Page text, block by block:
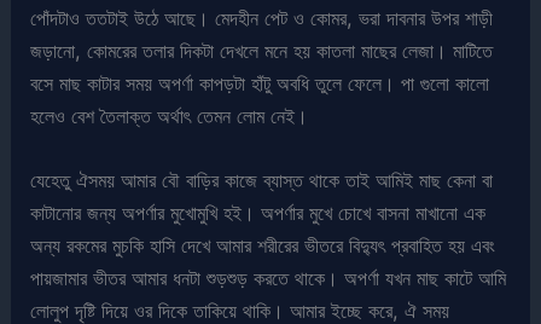
পোঁদটাও ততটাই উঠে আছে। মেদহীন পেট ও কোমর, ভরা দাবনার উপর শাড়ী
জড়ানো, কোমরের তলার দিকটা দেখলে মনে হয় কাতলা মাছের লেজা। মাটিতে
বসে মাছ কাটার সময় অপর্ণা কাপড়টা হাঁটু অবধি তুলে ফেলে। পা গুলো কালো
হলেও বেশ তৈলাক্ত অর্থাৎ তেমন লোম নেই।
যেহেতু ঐসময় আমার বৌ বাড়ির কাজে ব্যাস্ত থাকে তাই আমিই মাছ কেনা বা
কাটানোর জন্য অপর্ণার মুখোমুখি হই। অপর্ণার মুখে চোখে বাসনা মাখানো এক
অন্য রকমের মুচকি হাসি দেখে আমার শরীরের ভীতরে বিদ্যুৎ প্রবাহিত হয় এবং
পায়জামার ভীতর আমার ধনটা শুড়শুড় করতে থাকে। অপর্ণা যখন মাছ কাটে আমি
লোলুপ দৃষ্টি দিয়ে ওর দিকে তাকিয়ে থাকি। আমার ইচ্ছে করে, ঐ সময়